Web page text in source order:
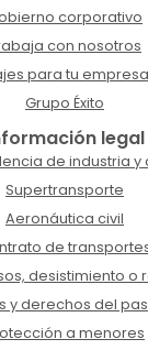
corporativo
con nosotros
para tu empresa
Grupo Éxito
legal
de industria y
Supertransporte
Aeronáutica civil
de
desistimiento o
y derechos del
a menores